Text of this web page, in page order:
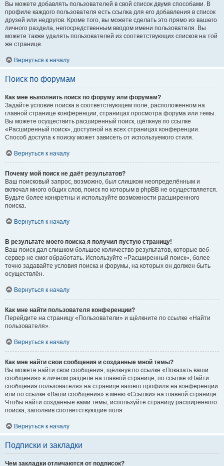
Вы можете добавлять пользователей в свой список двумя способами. В
профиле каждого пользователя есть ссылка для его добавления в список
друзей или недругов. Кроме того, вы можете сделать это прямо из вашего
личного раздела, непосредственным вводом имени пользователя. Вы
можете также удалять пользователей из соответствующих списков на той
же странице.
Вернуться к началу
Поиск по форумам
Как мне выполнить поиск по форуму или форумам?
Задайте условие поиска в соответствующем поле, расположенном на
главной странице конференции, страницах просмотра форума или темы.
Вы можете осуществить расширенный поиск, щёлкнув по ссылке
«Расширенный поиск», доступной на всех страницах конференции.
Способ доступа к поиску может зависеть от используемого стиля.
Вернуться к началу
Почему мой поиск не даёт результатов?
Ваш поисковый запрос, возможно, был слишком неопределённым и
включал много общих слов, поиск по которым в phpBB не осуществляется.
Будьте более конкретны и используйте возможности расширенного
поиска.
Вернуться к началу
В результате моего поиска я получил пустую страницу!
Ваш поиск дал слишком большое количество результатов, которые веб-
сервер не смог обработать. Используйте «Расширенный поиск», более
точно задавайте условия поиска и форумы, на которых он должен быть
осуществлён.
Вернуться к началу
Как мне найти пользователя конференции?
Перейдите на страницу «Пользователи» и щёлкните по ссылке «Найти
пользователя».
Вернуться к началу
Как мне найти свои сообщения и созданные мной темы?
Вы можете найти свои сообщения, щёлкнув по ссылке «Показать ваши
сообщения» в личном разделе на главной странице, по ссылке «Найти
сообщения пользователя» на странице вашего профиля на конференции
или по ссылке «Ваши сообщения» в меню «Ссылки» на главной странице.
Чтобы найти созданные вами темы, используйте страницу расширенного
поиска, заполнив соответствующие поля.
Вернуться к началу
Подписки и закладки
Чем закладки отличаются от подписок?